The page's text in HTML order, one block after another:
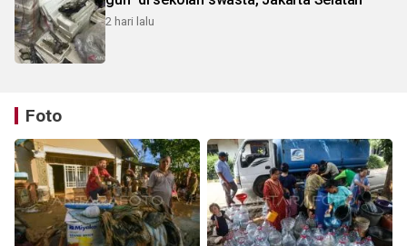
2 hari lalu
Foto